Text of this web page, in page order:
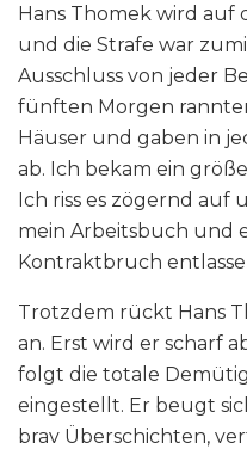
Hans Thomek wird auf
und die Strafe war
Ausschluss von jeder
fünften Morgen
Häuser und gaben in
ab. Ich bekam ein
Ich riss es zögernd auf
mein Arbeitsbuch und
Kontraktbruch
Trotzdem rückt Hans
an. Erst wird er scharf
folgt die totale
eingestellt. Er beugt
brav Überschichten,